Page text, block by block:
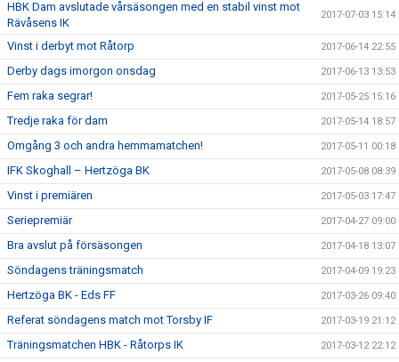
HBK Dam avslutade vårsäsongen med en stabil vinst mot
Rävåsens IK
2017-07-03 15:14
Vinst i derbyt mot Råtorp 2017-06-14 22:55
Derby dags imorgon onsdag 2017-06-13 13:53
Fem raka segrar! 2017-05-25 15:16
Tredje raka för dam 2017-05-14 18:57
Omgång 3 och andra hemmamatchen! 2017-05-11 00:18
IFK Skoghall – Hertzöga BK 2017-05-08 08:39
Vinst i premiären 2017-05-03 17:47
Seriepremiär 2017-04-27 09:00
Bra avslut på försäsongen 2017-04-18 13:07
Söndagens träningsmatch 2017-04-09 19:23
Hertzöga BK - Eds FF 2017-03-26 09:40
Referat söndagens match mot Torsby IF 2017-03-19 21:12
Träningsmatchen HBK - Råtorps IK 2017-03-12 22:12